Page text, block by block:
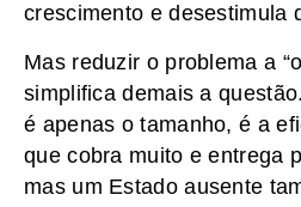
crescimento e desestimula
Mas reduzir o problema a
simplifica demais a
é apenas o tamanho, é a
que cobra muito e entrega
mas um Estado ausente